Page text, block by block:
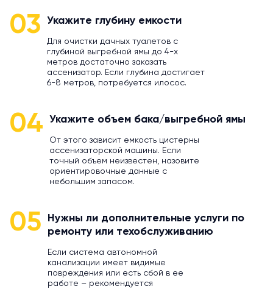
03 Укажите глубину емкости
Для очистки дачных туалетов с
глубиной выгребной ямы до 4-х
метров достаточно заказать
ассенизатор. Если глубина достигает
6-8 метров, потребуется илосос.
04 Укажите объем бака/выгребной ямы
От этого зависит емкость цистерны
ассенизаторской машины. Если
точный объем неизвестен, назовите
ориентировочные данные с
небольшим запасом.
05
Нужны ли дополнительные услуги по
ремонту или техобслуживанию
Если система автономной
канализации имеет видимые
повреждения или есть сбой в ее
работе – рекомендуется